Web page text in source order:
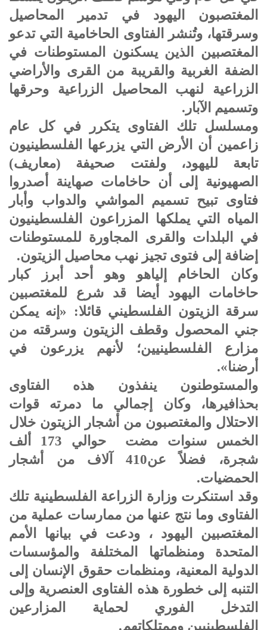
المغتصبون اليهود في تدمير المحاصيل
وسرقتها، وتُنشر الفتاوى الحاخامية التي تدعو
المغتصبين الذين يسكنون المستوطنات في
الضفة الغربية والقريبة من القرى والأراضي
الزراعية لنهب المحاصيل الزراعية وحرقها
وتسميم الآبار.
ومسلسل تلك الفتاوى يتكرر في كل عام
زاعمين أن الأرض التي يزرعها الفلسطينيون
تابعة لليهود، ولفتت صحيفة (معاريف)
الصهيونية إلى أن حاخامات صهاينة أصدروا
فتاوى تبيح تسميم المواشي والدواب وأبار
المياه التي يملكها المزراعون الفلسطينيون
في البلدات والقرى المجاورة للمستوطنات
إضافة إلى فتوى تجيز نهب محاصيل الزيتون.
وكان الحاخام إلياهو وهو أحد أبرز كبار
حاخامات اليهود أيضا قد شرع للمغتصبين
سرقة الزيتون الفلسطيني قائلا: «إنه يمكن
جني المحصول وقطف الزيتون وسرقته من
مزارع الفلسطينيين؛ لأنهم يزرعون في
أرضنا».
والمستوطنون ينفذون هذه الفتاوى
بحذافيرها، وكان إجمالي ما دمرته قوات
الاحتلال والمغتصبون من أشجار الزيتون خلال
الخمس سنوات مضت حوالي 173 ألف
شجرة، فضلاً عن410 آلاف من أشجار
الحمضيات.
وقد استنكرت وزارة الزراعة الفلسطينية تلك
الفتاوى وما نتج عنها من ممارسات عملية من
المغتصبين اليهود ، ودعت في بيانها الأمم
المتحدة ومنظماتها المختلفة والمؤسسات
الدولية المعنية، ومنظمات حقوق الإنسان إلى
التنبه إلى خطورة هذه الفتاوى العنصرية وإلى
التدخل الفوري لحماية المزارعين
الفلسطينيين وممتلكاتهم.